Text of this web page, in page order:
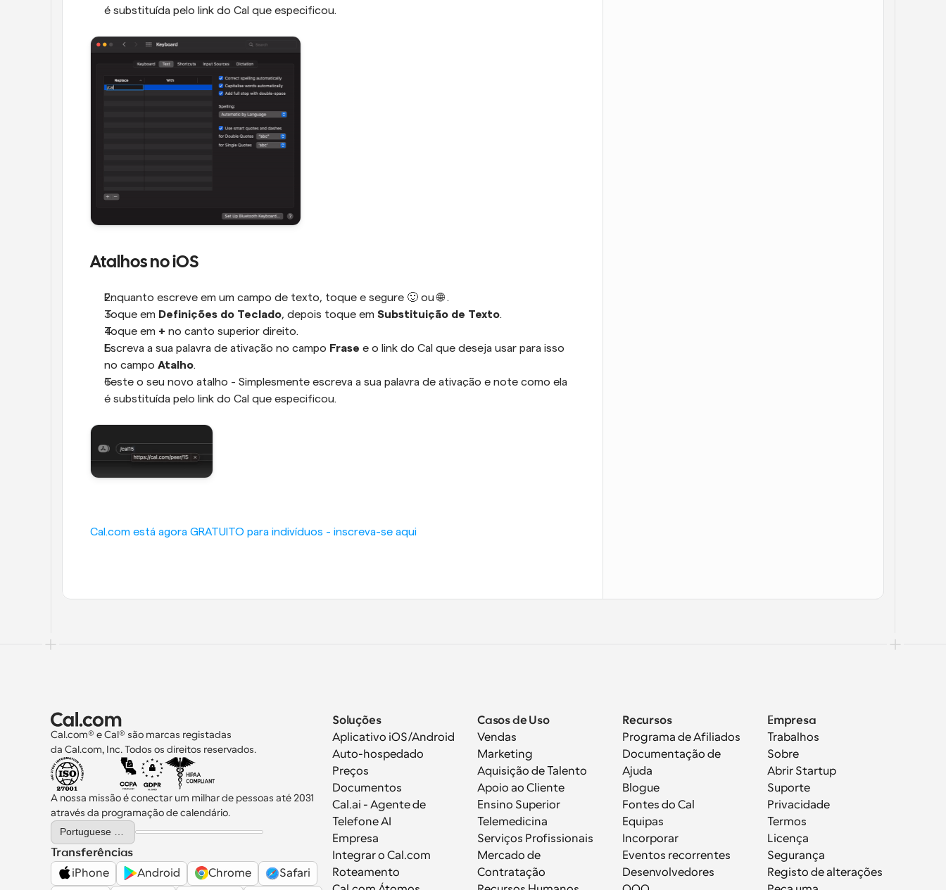
é substituída pelo link do Cal que especificou.
Atalhos no iOS
Enquanto escreve em um campo de texto, toque e segure 🙂 ou 🌐 .
Toque em Definições do Teclado, depois toque em Substituição de Texto.
Toque em + no canto superior direito.
Escreva a sua palavra de ativação no campo Frase e o link do Cal que deseja usar para isso
no campo Atalho.
Teste o seu novo atalho - Simplesmente escreva a sua palavra de ativação e note como ela
é substituída pelo link do Cal que especificou.
Cal.com está agora GRATUITO para indivíduos - inscreva-se aqui
Cal.com® e Cal® são marcas registadas
da Cal.com, Inc. Todos os direitos reservados.
A nossa missão é conectar um milhar de pessoas até 2031
através da programação de calendário.
Select Language
Portuguese (Portugal)
Transferências
iPhone
Android Chrome Safari
Soluções
Aplicativo iOS/Android
Auto-hospedado
Preços
Documentos
Cal.ai - Agente de
Telefone AI
Empresa
Integrar o Cal.com
Roteamento
Casos de Uso
Vendas
Marketing
Aquisição de Talento
Apoio ao Cliente
Ensino Superior
Telemedicina
Serviços Profissionais
Mercado de
Contratação
Recursos
Programa de Afiliados
Documentação de
Ajuda
Blogue
Fontes do Cal
Equipas
Incorporar
Eventos recorrentes
Desenvolvedores
Empresa
Trabalhos
Sobre
Abrir Startup
Suporte
Privacidade
Termos
Licença
Segurança
Registo de alterações